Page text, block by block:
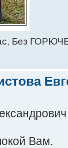
Без
Вам.